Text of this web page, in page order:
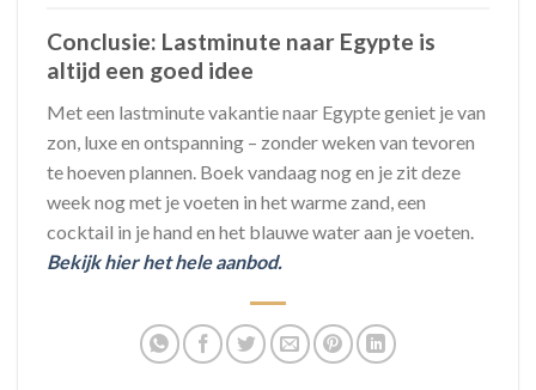
Conclusie: Lastminute naar Egypte is
altijd een goed idee
Met een lastminute vakantie naar Egypte geniet je van
zon, luxe en ontspanning – zonder weken van tevoren
te hoeven plannen. Boek vandaag nog en je zit deze
week nog met je voeten in het warme zand, een
cocktail in je hand en het blauwe water aan je voeten.
Bekijk hier het hele aanbod.